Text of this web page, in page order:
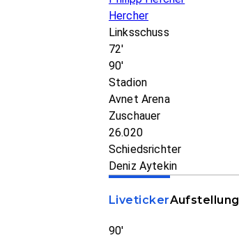
Hercher
Linksschuss
72'
90'
Stadion
Avnet Arena
Zuschauer
26.020
Schiedsrichter
Deniz Aytekin
LivetickerAufstellung
90'